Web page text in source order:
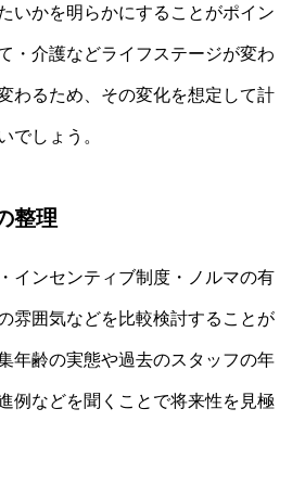
いかを明らかにすることがポイン
・介護などライフステージが変わ
わるため、その変化を想定して計
でしょう。
整理
インセンティブ制度・ノルマの有
雰囲気などを比較検討することが
年齢の実態や過去のスタッフの年
例などを聞くことで将来性を見極